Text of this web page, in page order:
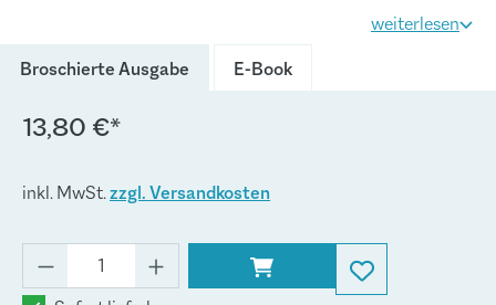
Baden-Württemberg (Bildungsplan
hauswirtschaftlich-pflegerisch-sozialpädagogischen sowie
Kompetenzerwerb erfolgt realitäts- und situationsbezogen,
Problemstellungen in authentischen Lernsituationen
aufbereitet werden.
weiterlesen
Broschierte Ausgabe
E-Book
13,80 €*
inkl. MwSt.zzgl. Versandkosten